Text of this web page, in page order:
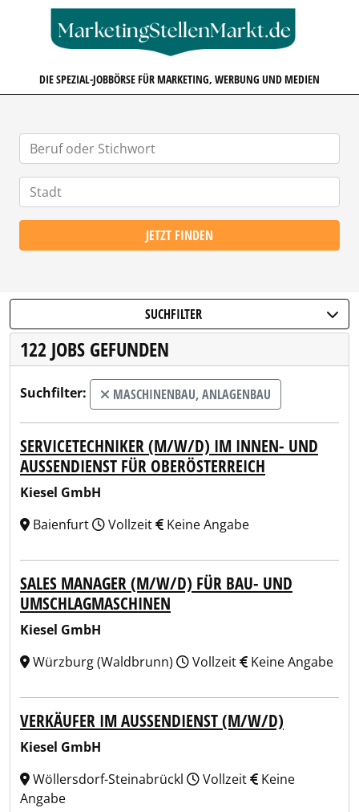
DIE SPEZIAL-JOBBÖRSE FÜR MARKETING, WERBUNG UND MEDIEN
JETZT FINDEN
SUCHFILTER
122 JOBS GEFUNDEN
Suchfilter: MASCHINENBAU, ANLAGENBAU
SERVICETECHNIKER (M/W/D) IM INNEN- UND
AUSSENDIENST FÜR OBERÖSTERREICH
Kiesel GmbH
Baienfurt
Vollzeit Keine Angabe
SALES MANAGER (M/W/D) FÜR BAU- UND
UMSCHLAGMASCHINEN
Kiesel GmbH
Würzburg (Waldbrunn)
Vollzeit Keine Angabe
VERKÄUFER IM AUSSENDIENST (M/W/D)
Kiesel GmbH
Wöllersdorf-Steinabrückl
Vollzeit
Keine
Angabe